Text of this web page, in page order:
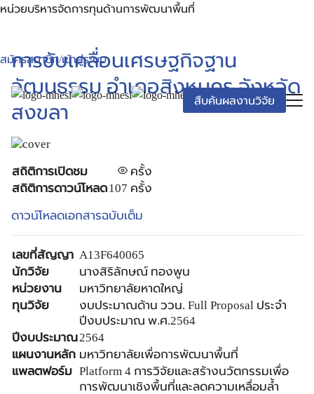
Skip
หน่วยบริหารจัดการทุนด้านการพัฒนาพื้นที่
สมัครสมาชิก/เข้าสู่ระบบ
สืบค้นผลงานวิจัย
for:
การขับเคลื่อนเศรษฐกิจฐาน
วัฒนธรรม อำเภอสิงหนคร จังหวัด
สงขลา
สถิติการเปิดชม
ครั้ง
สถิติการดาวน์โหลด107 ครั้ง
ดาวน์โหลดเอกสารฉบับเต็ม
เลขที่สัญญา A13F640065
นักวิจัย
นางสิริลักษณ์ ทองพูน
หน่วยงาน
มหาวิทยาลัยหาดใหญ่
ทุนวิจัย
งบประมาณด้าน ววน. Full Proposal ประจำ
ปีงบประมาณ พ.ศ.2564
ปีงบประมาณ2564
แผนงานหลัก มหาวิทยาลัยเพื่อการพัฒนาพื้นที่
แพลตฟอร์ม Platform 4 การวิจัยและสร้างนวัตกรรมเพื่อ
การพัฒนาเชิงพื้นที่และลดความเหลื่อมล้ำ